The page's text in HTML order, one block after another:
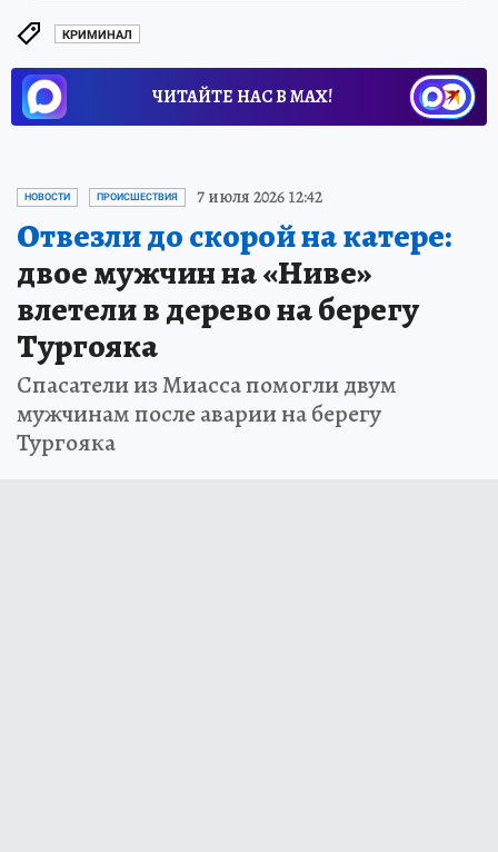
КРИМИНАЛ
ЧИТАЙТЕ НАС В МАХ!
НОВОСТИ ПРОИСШЕСТВИЯ 7 июля 2026 12:42
Отвезли до скорой на катере:
двое мужчин на «Ниве»
влетели в дерево на берегу
Тургояка
Спасатели из Миасса помогли двум
мужчинам после аварии на берегу
Тургояка